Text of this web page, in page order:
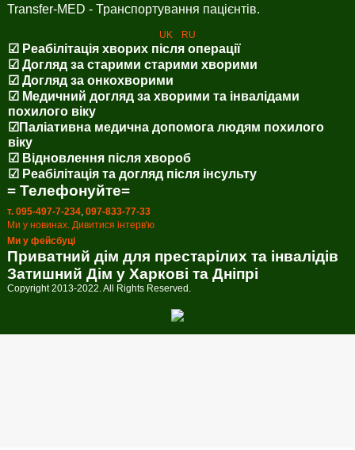
Transfer-MED - Транспортування пацієнтів.
UK RU
☑ Реабілітація хворих після операції
☑ Догляд за старими старими хворими
☑ Догляд за онкохворими
☑ Медичний догляд за хворими та інвалідами
похилого віку
☑Паліативна медична допомога людям похилого
віку
☑ Відновлення після хвороб
☑ Реабілітація та догляд після інсульту
= Телефонуйте=
т. 095-497-7-234, 097-833-77-33
Ми у новинах. Дивитися інтерв'ю
Ми у фейсбуці
Приватний дім для престарілих та інвалідів
Затишний Дім у Харкові та Дніпрі
Copyright 2013-2022. All Rights Reserved.